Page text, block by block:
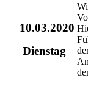
10.03.2020
Dienstag